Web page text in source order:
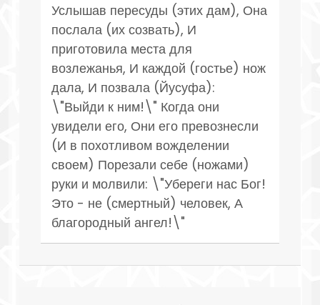
Услышав пересуды (этих дам), Она
послала (их созвать), И
приготовила места для
возлежанья, И каждой (гостье) нож
дала, И позвала (Йусуфа):
\"Выйди к ним!\" Когда они
увидели его, Они его превознесли
(И в похотливом вожделении
своем) Порезали себе (ножами)
руки и молвили: \"Убереги нас Бог!
Это - не (смертный) человек, А
благородный ангел!\"